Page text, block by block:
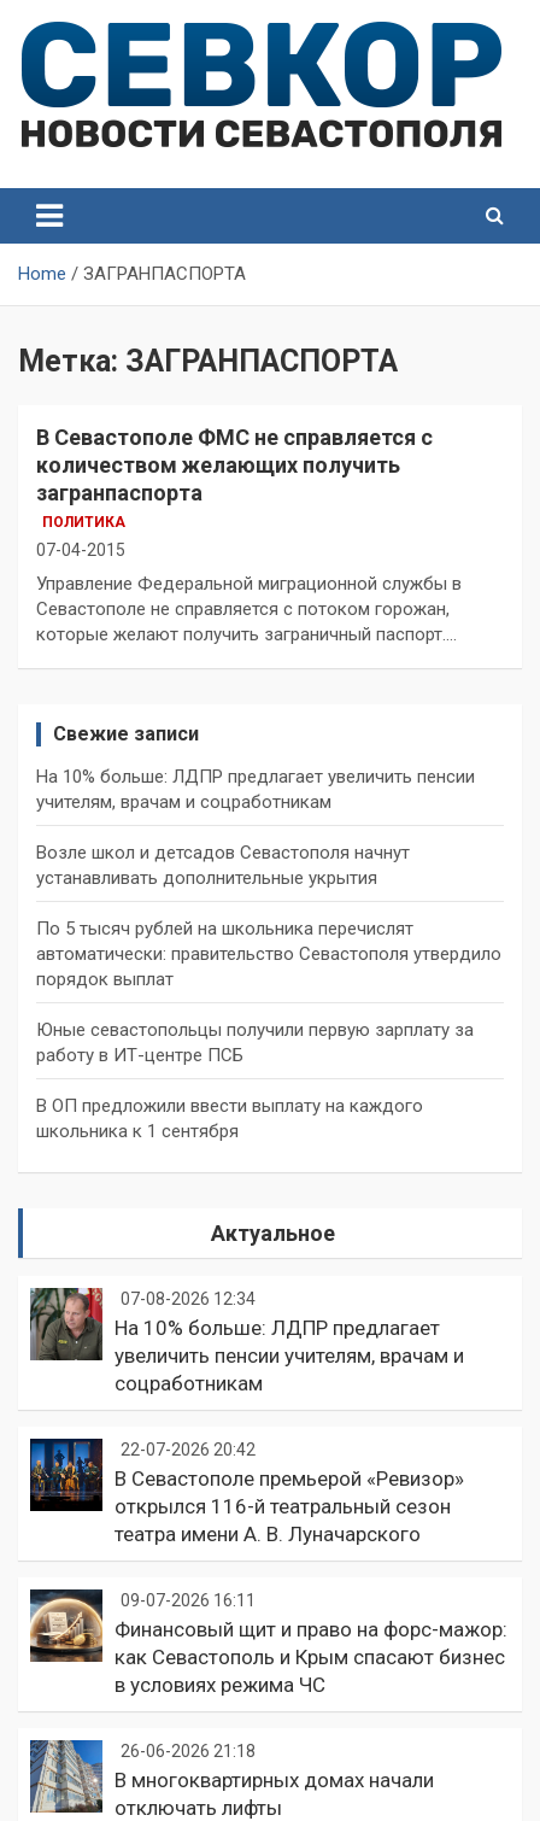
content
Севастополя
Севастополя
Home ЗАГРАНПАСПОРТА
Метка: ЗАГРАНПАСПОРТА
В Севастополе ФМС не справляется с
количеством желающих получить
загранпаспорта
ПОЛИТИКА
07-04-2015
Управление Федеральной миграционной службы в
Севастополе не справляется с потоком горожан,
которые желают получить заграничный паспорт.…
Свежие записи
На 10% больше: ЛДПР предлагает увеличить пенсии
учителям, врачам и соцработникам
Возле школ и детсадов Севастополя начнут
устанавливать дополнительные укрытия
По 5 тысяч рублей на школьника перечислят
автоматически: правительство Севастополя утвердило
порядок выплат
Юные севастопольцы получили первую зарплату за
работу в ИТ-центре ПСБ
В ОП предложили ввести выплату на каждого
школьника к 1 сентября
Актуальное
07-08-2026 12:34
На 10% больше: ЛДПР предлагает
увеличить пенсии учителям, врачам и
соцработникам
22-07-2026 20:42
В Севастополе премьерой «Ревизор»
открылся 116-й театральный сезон
театра имени А. В. Луначарского
09-07-2026 16:11
Финансовый щит и право на форс-мажор:
как Севастополь и Крым спасают бизнес
в условиях режима ЧС
26-06-2026 21:18
В многоквартирных домах начали
отключать лифты